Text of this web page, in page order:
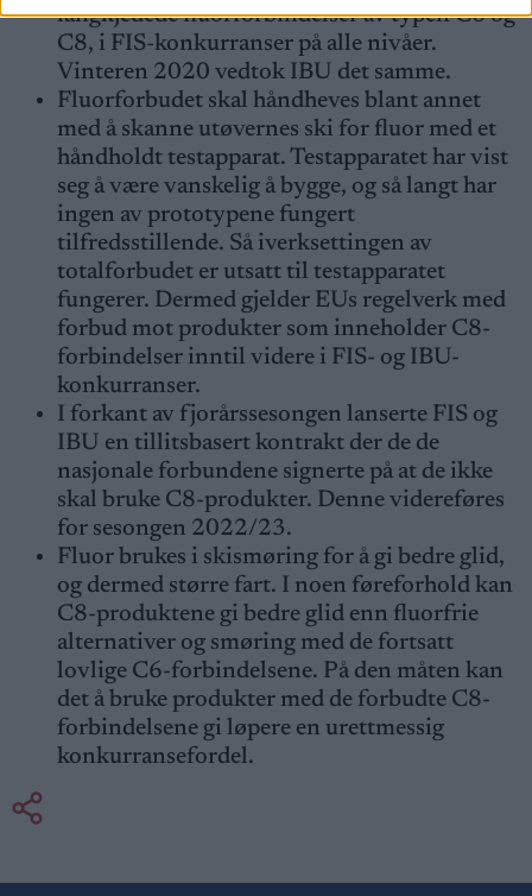
langkjedede fluorforbindelser av typen C6 og
C8, i FIS-konkurranser på alle nivåer.
Vinteren 2020 vedtok IBU det samme.
Fluorforbudet skal håndheves blant annet
med å skanne utøvernes ski for fluor med et
håndholdt testapparat. Testapparatet har vist
seg å være vanskelig å bygge, og så langt har
ingen av prototypene fungert
tilfredsstillende. Så iverksettingen av
totalforbudet er utsatt til testapparatet
fungerer. Dermed gjelder EUs regelverk med
forbud mot produkter som inneholder C8-
forbindelser inntil videre i FIS- og IBU-
konkurranser.
I forkant av fjorårssesongen lanserte FIS og
IBU en tillitsbasert kontrakt der de de
nasjonale forbundene signerte på at de ikke
skal bruke C8-produkter. Denne videreføres
for sesongen 2022/23.
Fluor brukes i skismøring for å gi bedre glid,
og dermed større fart. I noen føreforhold kan
C8-produktene gi bedre glid enn fluorfrie
alternativer og smøring med de fortsatt
lovlige C6-forbindelsene. På den måten kan
det å bruke produkter med de forbudte C8-
forbindelsene gi løpere en urettmessig
konkurransefordel.